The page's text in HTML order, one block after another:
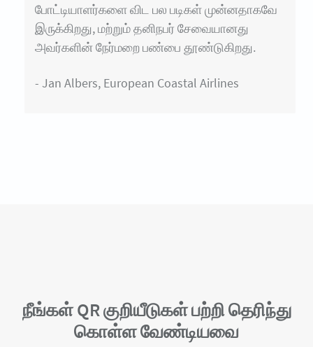
போட்டியாளர்களை விட பல படிகள் முன்னதாகவே
இருக்கிறது, மற்றும் தனிநபர் சேவையானது
அவர்களின் நேர்மறை பண்பை தூண்டுகிறது.
- Jan Albers, European Coastal Airlines
நீங்கள் QR குறியீடுகள் பற்றி தெரிந்து
கொள்ள வேண்டியவை